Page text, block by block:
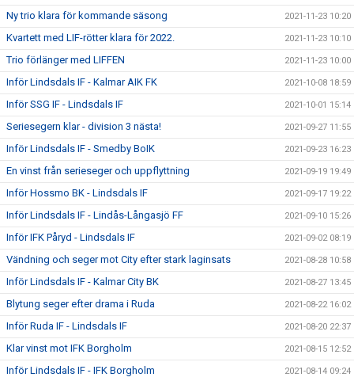
Ny trio klara för kommande säsong 2021-11-23 10:20
Kvartett med LIF-rötter klara för 2022. 2021-11-23 10:10
Trio förlänger med LIFFEN 2021-11-23 10:00
Inför Lindsdals IF - Kalmar AIK FK 2021-10-08 18:59
Inför SSG IF - Lindsdals IF 2021-10-01 15:14
Seriesegern klar - division 3 nästa! 2021-09-27 11:55
Inför Lindsdals IF - Smedby BoIK 2021-09-23 16:23
En vinst från serieseger och uppflyttning 2021-09-19 19:49
Inför Hossmo BK - Lindsdals IF 2021-09-17 19:22
Inför Lindsdals IF - Lindås-Långasjö FF 2021-09-10 15:26
Inför IFK Påryd - Lindsdals IF 2021-09-02 08:19
Vändning och seger mot City efter stark laginsats 2021-08-28 10:58
Inför Lindsdals IF - Kalmar City BK 2021-08-27 13:45
Blytung seger efter drama i Ruda 2021-08-22 16:02
Inför Ruda IF - Lindsdals IF 2021-08-20 22:37
Klar vinst mot IFK Borgholm 2021-08-15 12:52
Inför Lindsdals IF - IFK Borgholm 2021-08-14 09:24